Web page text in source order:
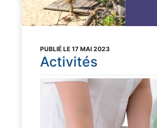
PUBLIÉ LE 17 MAI 2023
Activités